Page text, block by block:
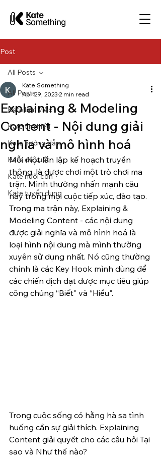
Post
All Posts
Kate làm việc
Kate tìm hiểu
Kate hướng dẫn
Kate đề xuất
Kate nuôi con
Kate tuyển dụng
All Posts
Explaining & Modeling
Content - Nội dung giải
nghĩa và mô hình hoá
Kate Something
Apr 29, 2023 2 min read
Mỗi một lần lập kế hoạch truyền
thông, là được chơi một trò chơi ma
trận. Mình thường nhấn mạnh câu
này trong mọi cuộc tiếp xúc, đào tạo.
Trong ma trận này, Explaining &
Modeling Content - các nội dung
được giải nghĩa và mô hình hoá là
loại hình nội dung mà mình thường
xuyên sử dụng nhất. Nó cũng thường
chính là các Key Hook mình dùng để
các chiến dịch đạt được mục tiêu giúp
công chúng “Biết" và “Hiểu".
Trong cuộc sống có hằng hà sa tình
huống cần sự giải thích. Explaining
Content giải quyết cho các câu hỏi Tại
sao và Như thế nào?